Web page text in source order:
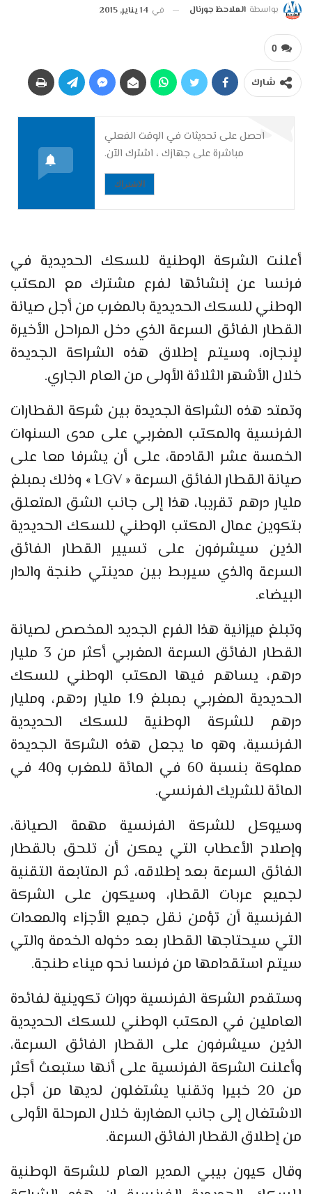
بواسطة الملاحظ جورنال في 14 يناير, 2015
0
شارك
احصل على تحديثات في الوقت الفعلي
مباشرة على جهازك ، اشترك الآن.
الاشتراك
أعلنت الشركة الوطنية للسكك الحديدية في
فرنسا عن إنشائها لفرع مشترك مع المكتب
الوطني للسكك الحديدية بالمغرب من أجل صيانة
القطار الفائق السرعة الذي دخل المراحل الأخيرة
لإنجازه، وسيتم إطلاق هذه الشراكة الجديدة
خلال الأشهر الثلاثة الأولى من العام الجاري.
وتمتد هذه الشراكة الجديدة بين شركة القطارات
الفرنسية والمكتب المغربي على مدى السنوات
الخمسة عشر القادمة، على أن يشرفا معا على
صيانة القطار الفائق السرعة « LGV » وذلك بمبلغ
مليار درهم تقريبا، هذا إلى جانب الشق المتعلق
بتكوين عمال المكتب الوطني للسكك الحديدية
الذين سيشرفون على تسيير القطار الفائق
السرعة والذي سيربط بين مدينتي طنجة والدار
البيضاء.
وتبلغ ميزانية هذا الفرع الجديد المخصص لصيانة
القطار الفائق السرعة المغربي أكثر من 3 مليار
درهم، يساهم فيها المكتب الوطني للسكك
الحديدية المغربي بمبلغ 1.9 مليار ردهم، ومليار
درهم للشركة الوطنية للسكك الحديدية
الفرنسية، وهو ما يجعل هذه الشركة الجديدة
مملوكة بنسبة 60 في المائة للمغرب و40 في
المائة للشريك الفرنسي.
وسيوكل للشركة الفرنسية مهمة الصيانة،
وإصلاح الأعطاب التي يمكن أن تلحق بالقطار
الفائق السرعة بعد إطلاقه، ثم المتابعة التقنية
لجميع عربات القطار، وسيكون على الشركة
الفرنسية أن تؤمن نقل جميع الأجزاء والمعدات
التي سيحتاجها القطار بعد دخوله الخدمة والتي
سيتم استقدامها من فرنسا نحو ميناء طنجة.
وستقدم الشركة الفرنسية دورات تكوينية لفائدة
العاملين في المكتب الوطني للسكك الحديدية
الذين سيشرفون على القطار الفائق السرعة،
وأعلنت الشركة الفرنسية على أنها ستبعث أكثر
من 20 خبيرا وتقنيا يشتغلون لديها من أجل
الاشتغال إلى جانب المغاربة خلال المرحلة الأولى
من إطلاق القطار الفائق السرعة.
وقال كيون بيبي المدير العام للشركة الوطنية